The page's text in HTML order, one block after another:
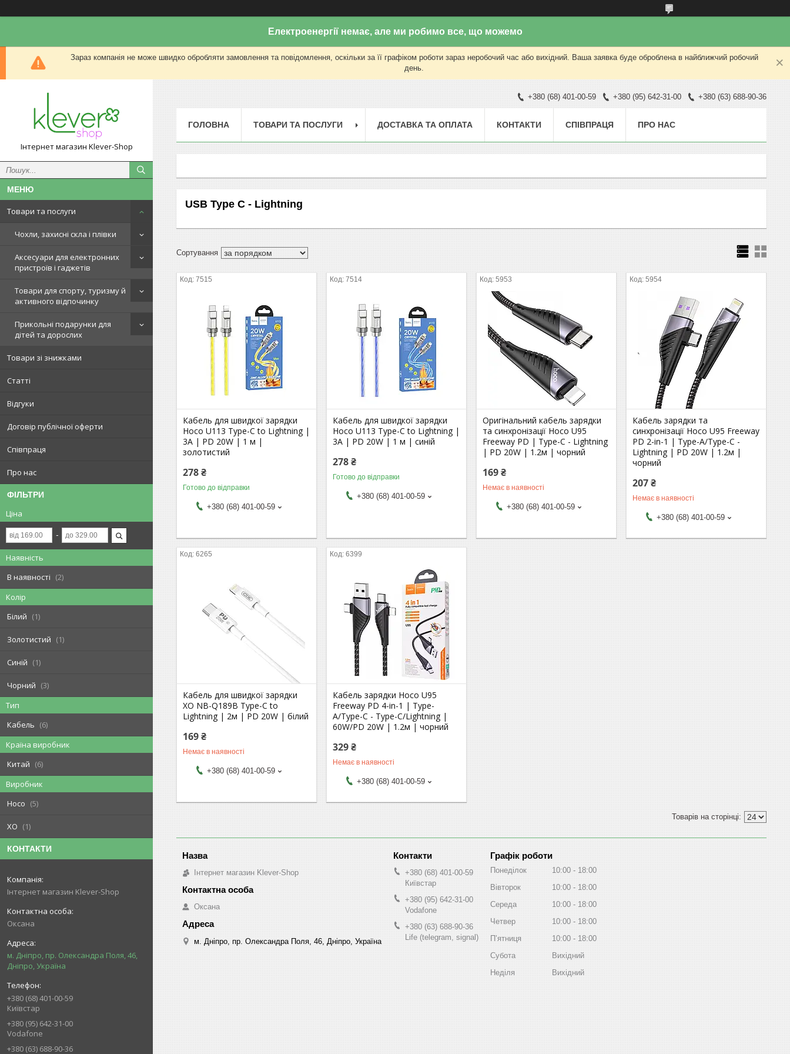
Електроенергії немає, але ми робимо все, що можемо
Зараз компанія не може швидко обробляти замовлення та повідомлення, оскільки за її графіком роботи зараз неробочий час або вихідний. Ваша заявка буде оброблена в найближчий робочий
день.
Інтернет магазин Klever-Shop
Товари та послуги
Чохли, захисні скла і плівки
Аксесуари для електронних
пристроїв і гаджетів
Товари для спорту, туризму й
активного відпочинку
Прикольні подарунки для
дітей та дорослих
Товари зі знижками
Статті
Відгуки
Договір публічної оферти
Співпраця
Про нас
ФІЛЬТРИ
Ціна
Наявність
В наявності
2
Колір
Білий
1
Золотистий 1
Синій 1
Чорний
3
Тип
Кабель
6
Країна виробник
Китай
6
Виробник
Hoco
5
XO 1
КОНТАКТИ
Інтернет магазин Klever-Shop
Оксана
м. Дніпро, пр. Олександра Поля, 46,
Дніпро, Україна
+380 (68) 401-00-59
Київстар
+380 (95) 642-31-00
Vodafone
+380 (63) 688-90-36
+380 (68) 401-00-59 +380 (95) 642-31-00 +380 (63) 688-90-36
ГОЛОВНА ТОВАРИ ТА ПОСЛУГИ ДОСТАВКА ТА ОПЛАТА КОНТАКТИ СПІВПРАЦЯ ПРО НАС
USB Type C - Lightning
7515
Кабель для швидкої зарядки
Hoco U113 Type-C to Lightning |
3A | PD 20W | 1 м |
золотистий
278 ₴
Готово до відправки
+380 (68) 401-00-59
7514
Кабель для швидкої зарядки
Hoco U113 Type-C to Lightning |
3A | PD 20W | 1 м | синій
278 ₴
Готово до відправки
+380 (68) 401-00-59
5953
Оригінальний кабель зарядки
та синхронізації Hoco U95
Freeway PD | Type-C - Lightning
| PD 20W | 1.2м | чорний
169 ₴
Немає в наявності
+380 (68) 401-00-59
5954
Кабель зарядки та
синхронізації Hoco U95 Freeway
PD 2-in-1 | Type-A/Type-C -
Lightning | PD 20W | 1.2м |
чорний
207 ₴
Немає в наявності
+380 (68) 401-00-59
6265
Кабель для швидкої зарядки
XO NB-Q189B Type-C to
Lightning | 2м | PD 20W | білий
169 ₴
Немає в наявності
+380 (68) 401-00-59
6399
Кабель зарядки Hoco U95
Freeway PD 4-in-1 | Type-
A/Type-C - Type-C/Lightning |
60W/PD 20W | 1.2м | чорний
329 ₴
Немає в наявності
+380 (68) 401-00-59
Інтернет магазин Klever-Shop
Оксана
м. Дніпро, пр. Олександра Поля, 46, Дніпро, Україна
+380 (68) 401-00-59
Київстар
+380 (95) 642-31-00
Vodafone
+380 (63) 688-90-36
Life (telegram, signal)
Графік роботи
Понеділок 10:00
18:00
Вівторок
10:00
18:00
Середа
10:00
18:00
Четвер
10:00
18:00
Пʼятниця
10:00
18:00
Субота
Вихідний
Неділя
Вихідний